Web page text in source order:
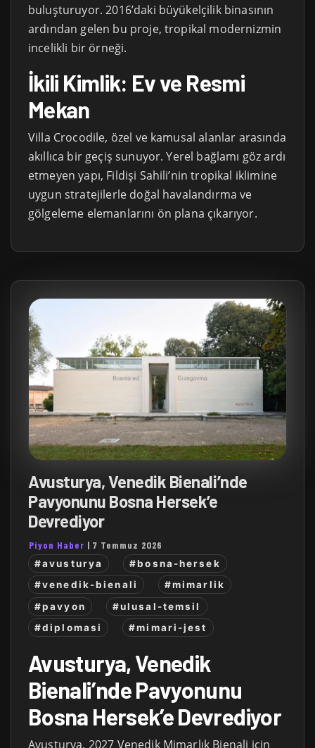
buluşturuyor. 2016’daki büyükelçilik binasının
ardından gelen bu proje, tropikal modernizmin
incelikli bir örneği.
İkili Kimlik: Ev ve Resmi
Mekan
Villa Crocodile, özel ve kamusal alanlar arasında
akıllıca bir geçiş sunuyor. Yerel bağlamı göz ardı
etmeyen yapı, Fildişi Sahili’nin tropikal iklimine
uygun stratejilerle doğal havalandırma ve
gölgeleme elemanlarını ön plana çıkarıyor.
Avusturya, Venedik Bienali’nde
Pavyonunu Bosna Hersek’e
Devrediyor
Piyon Haber | 7 Temmuz 2026
#avusturya
#bosna-hersek
#venedik-bienali
#mimarlik
#pavyon
#ulusal-temsil
#diplomasi
#mimari-jest
Avusturya, Venedik
Bienali’nde Pavyonunu
Bosna Hersek’e Devrediyor
Avusturya, 2027 Venedik Mimarlık Bienali için